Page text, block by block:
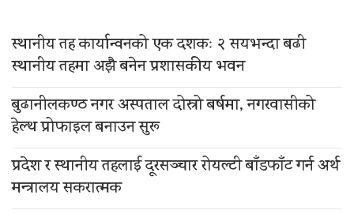
स्थानीय तह कार्यान्वनको एक दशकः २ सयभन्दा बढी
स्थानीय तहमा अझै बनेन प्रशासकीय भवन
बुढानीलकण्ठ नगर अस्पताल दोस्रो बर्षमा, नगरवासीको
हेल्थ प्रोफाइल बनाउन सुरू
प्रदेश र स्थानीय तहलाई दूरसञ्चार रोयल्टी बाँडफाँट गर्न अर्थ
मन्त्रालय सकरात्मक